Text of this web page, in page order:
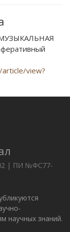
view?
| ПИ №ФС77-
научных знаний.